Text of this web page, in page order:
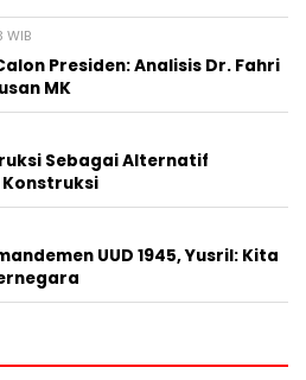
WIB
Presiden: Analisis Dr. Fahri
MK
Sebagai Alternatif
Konstruksi
UUD 1945, Yusril: Kita